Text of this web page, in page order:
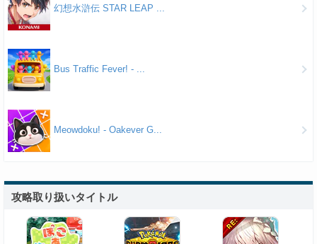
幻想水滸伝 STAR LEAP ...
Bus Traffic Fever! - ...
Meowdoku! - Oakever G...
攻略取り扱いタイトル